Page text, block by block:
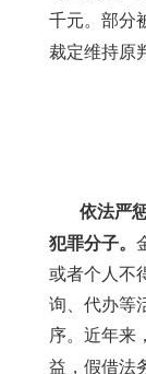
千元。部分
裁定维持原
依法严
犯罪分子。
或者个人不
询、代办等
序。近年来
益，假借法